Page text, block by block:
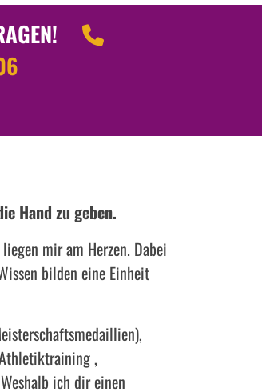
Hand zu geben.
mir am Herzen. Dabei
bilden eine Einheit
,
ich dir einen